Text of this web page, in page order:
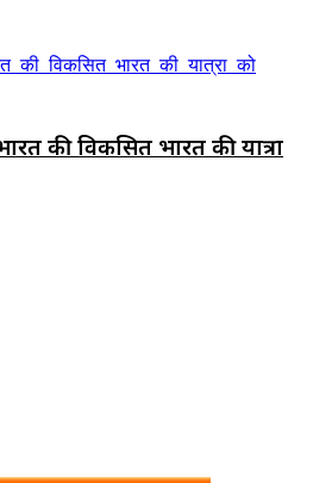
की विकसित भारत की यात्रा